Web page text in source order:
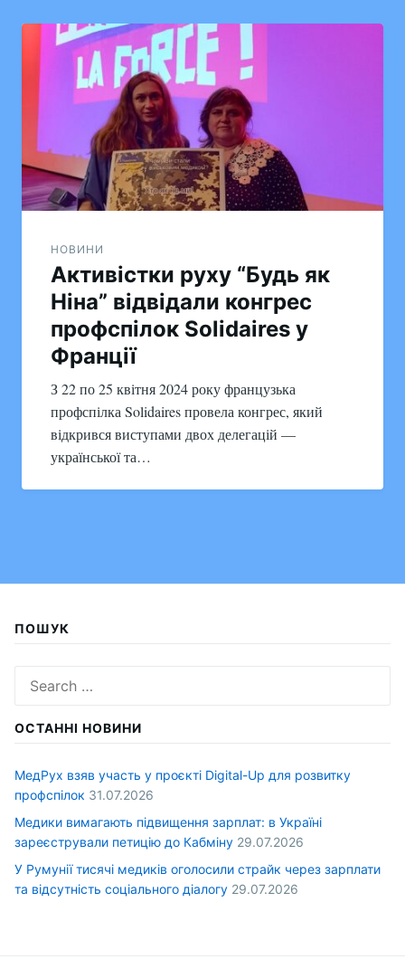
НОВИНИ
Активістки руху “Будь як
Ніна” відвідали конгрес
профспілок Solidaires у
Франції
З 22 по 25 квітня 2024 року французька
профспілка Solidaires провела конгрес, який
відкрився виступами двох делегацій —
української та…
ПОШУК
for:
ОСТАННІ НОВИНИ
МедРух взяв участь у проєкті Digital-Up для розвитку
профспілок 31.07.2026
Медики вимагають підвищення зарплат: в Україні
зареєстрували петицію до Кабміну 29.07.2026
У Румунії тисячі медиків оголосили страйк через зарплати
та відсутність соціального діалогу 29.07.2026